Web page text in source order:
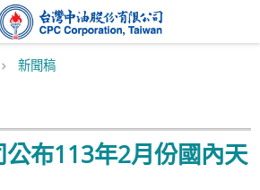
新聞稿
布113年2月份國內天